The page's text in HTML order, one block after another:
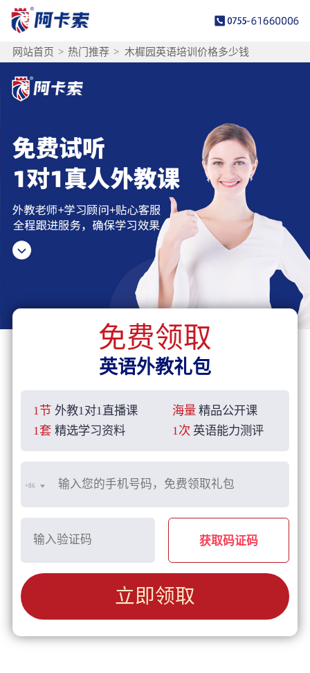
网站首页 > 热门推荐 > 木樨园英语培训价格多少钱
免费领取
英语外教礼包
1节 外教1对1直播课 海量 精品公开课
1套 精选学习资料 1次 英语能力测评
+86
获取码证码
立即领取